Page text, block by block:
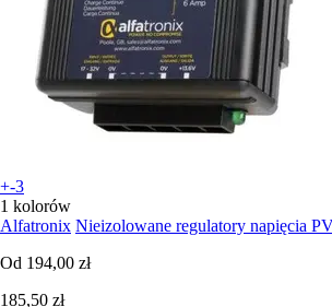
+-3
1 kolorów
Alfatronix Nieizolowane regulatory napięcia
Od 194,00 zł
185,50 zł